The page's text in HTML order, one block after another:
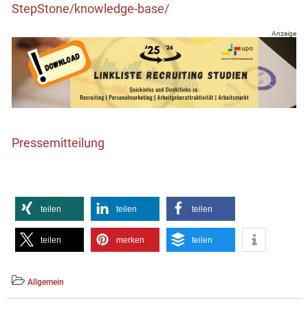
StepStone/knowledge-base/
Anzeige
Pressemitteilung
teilen teilen teilen
teilen merken teilen
Allgemein
Beitragsnavigation